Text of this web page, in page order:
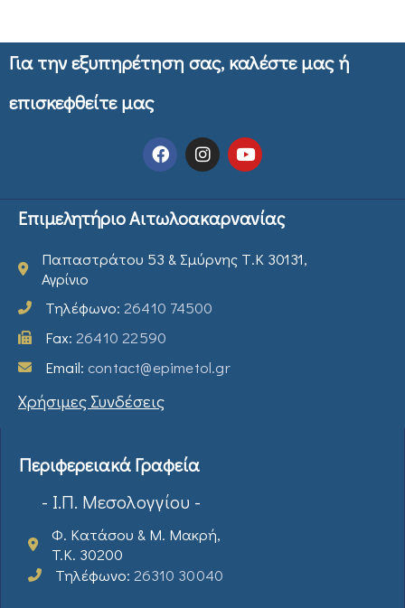
Για την εξυπηρέτηση σας, καλέστε μας ή
επισκεφθείτε μας
Επιμελητήριο Αιτωλοακαρνανίας
Παπαστράτου 53 & Σμύρνης Τ.Κ 30131,
Αγρίνιο
Τηλέφωνο: 26410 74500
Fax: 26410 22590
Email: contact@epimetol.gr
Χρήσιμες Συνδέσεις
Περιφερειακά Γραφεία
- Ι.Π. Μεσολογγίου -
Φ. Κατάσου & Μ. Μακρή,
T.K. 30200
Τηλέφωνο: 26310 30040